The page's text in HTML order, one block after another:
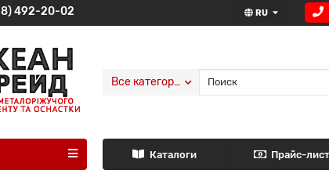
RU
492-20-02
Все категории
Каталоги Прайс-лист